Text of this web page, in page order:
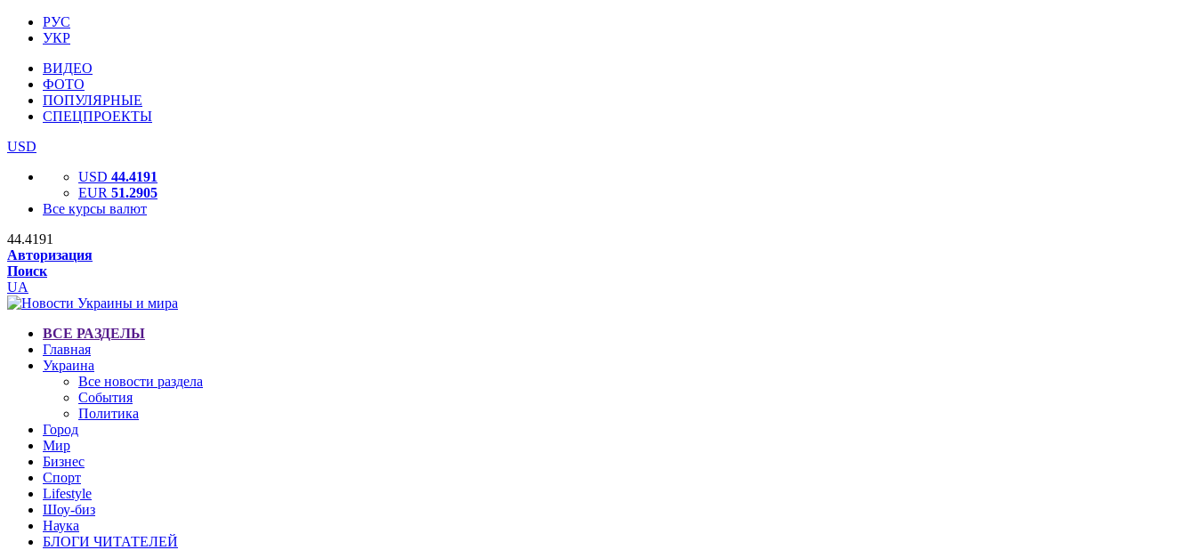
РУС
УКР
ВИДЕО
ФОТО
ПОПУЛЯРНЫЕ
СПЕЦПРОЕКТЫ
USD
USD 44.4191
EUR 51.2905
Все курсы валют
44.4191
Авторизация
Поиск
UA
ВСЕ РАЗДЕЛЫ
Главная
Украина
Все новости раздела
События
Политика
Город
Мир
Бизнес
Спорт
Lifestyle
Шоу-биз
Наука
БЛОГИ ЧИТАТЕЛЕЙ